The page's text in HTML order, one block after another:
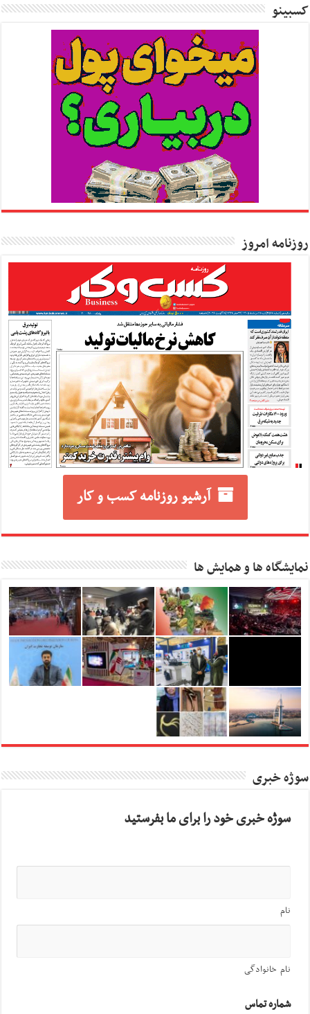
کسبینو
روزنامه امروز
آرشیو روزنامه کسب و کار
نمایشگاه ها و همایش ها
سوژه خبری
سوژه خبری خود را برای ما بفرستید
نام
نام خانوادگی
شماره تماس